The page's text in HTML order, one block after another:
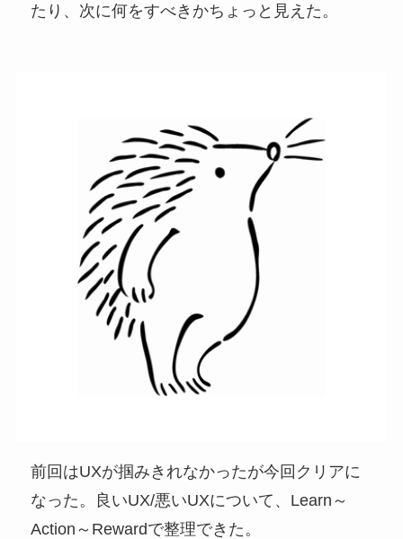
たり、次に何をすべきかちょっと見えた。​​
前回はUXが掴みきれなかったが今回クリアに
なった。良いUX/悪いUXについて、Learn～
Action～Rewardで整理できた。​